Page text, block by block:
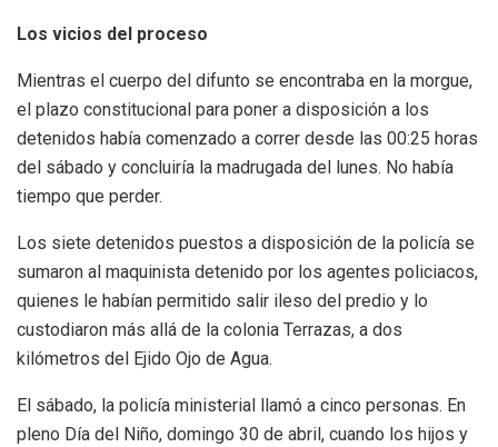
Los vicios del proceso
Mientras el cuerpo del difunto se encontraba en la morgue,
el plazo constitucional para poner a disposición a los
detenidos había comenzado a correr desde las 00:25 horas
del sábado y concluiría la madrugada del lunes. No había
tiempo que perder.
Los siete detenidos puestos a disposición de la policía se
sumaron al maquinista detenido por los agentes policiacos,
quienes le habían permitido salir ileso del predio y lo
custodiaron más allá de la colonia Terrazas, a dos
kilómetros del Ejido Ojo de Agua.
El sábado, la policía ministerial llamó a cinco personas. En
pleno Día del Niño, domingo 30 de abril, cuando los hijos y